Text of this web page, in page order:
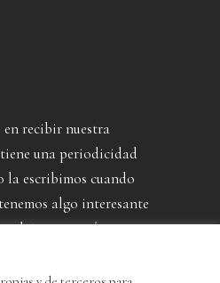
en recibir nuestra
una periodicidad
la escribimos cuando
algo interesante
dejarnos aquí tu